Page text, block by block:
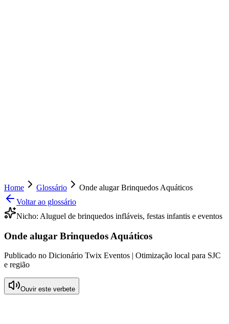
Home Glossário
Onde alugar Brinquedos Aquáticos
Voltar ao glossário
Nicho: Aluguel de brinquedos infláveis, festas infantis e eventos
Onde alugar Brinquedos Aquáticos
Publicado no Dicionário Twix Eventos | Otimização local para SJC
e região
Ouvir este verbete